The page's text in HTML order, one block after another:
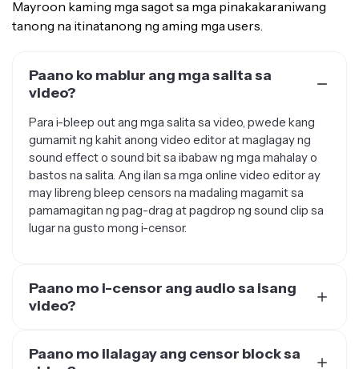
tanong na itinatanong ng aming mga users.
video?
gumamit ng kahit anong video editor at maglagay ng
sound effect o sound bit sa ibabaw ng mga mahalay o
bastos na salita. Ang ilan sa mga online video editor ay
may libreng bleep censors na madaling magamit sa
pamamagitan ng pag-drag at pagdrop ng sound clip sa
lugar na gusto mong i-censor.
video?
Ang mga karaniwang sound effect na ginagamit ng mga
video?